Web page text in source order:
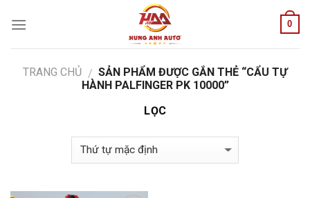
0
TRANG CHỦ / SẢN PHẨM ĐƯỢC GẮN THẺ “CẨU TỰ
HÀNH PALFINGER PK 10000”
LỌC